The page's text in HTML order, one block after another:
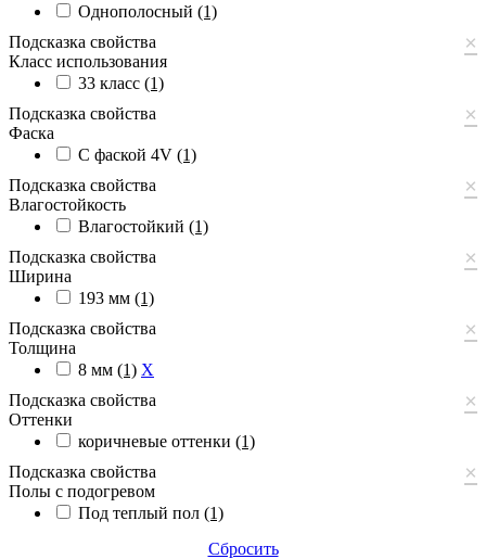
Однополосный (1)
Подсказка свойства
×
Класс использования
33 класс (1)
Подсказка свойства
×
Фаска
С фаской 4V (1)
Подсказка свойства
×
Влагостойкость
Влагостойкий (1)
Подсказка свойства
×
Ширина
193 мм (1)
Подсказка свойства
×
Толщина
8 мм (1) X
Подсказка свойства
×
Оттенки
коричневые оттенки (1)
Подсказка свойства
×
Полы с подогревом
Под теплый пол (1)
Сбросить